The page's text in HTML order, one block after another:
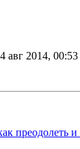
авг 2014, 00:53
преодолеть и